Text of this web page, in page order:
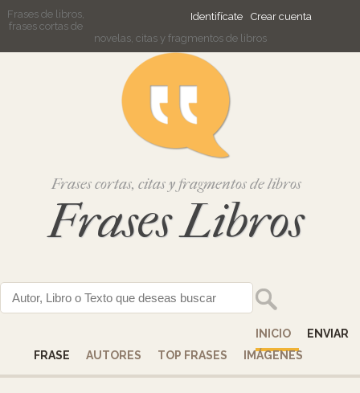
Identifícate Crear cuenta
Frases de libros,
frases cortas de
novelas, citas y fragmentos de libros
Frases cortas, citas y fragmentos de libros
Frases Libros
INICIO
ENVIAR
FRASE
AUTORES TOP FRASES IMÁGENES